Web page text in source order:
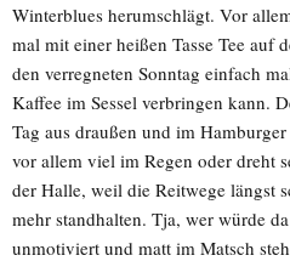
Winterblues herumschlägt. Vor
mal mit einer heißen Tasse Tee auf
den verregneten Sonntag einfach
Kaffee im Sessel verbringen kann.
Tag aus draußen und im
vor allem viel im Regen oder dreht
der Halle, weil die Reitwege längst
mehr standhalten. Tja, wer würde
unmotiviert und matt im Matsch